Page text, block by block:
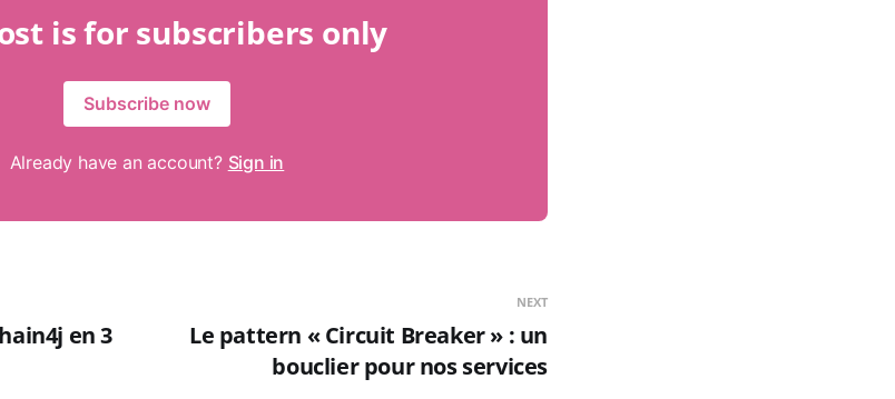
is for subscribers only
Subscribe now
Already have an account? Sign in
en 3
NEXT
Le pattern « Circuit Breaker » : un
bouclier pour nos services